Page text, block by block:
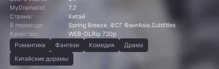
MyDramalist:
7.2
Страна:
Китай
В переводе:
Spring Breeze, ФСГ ФантAsia.Subtitles
Качество:
WEB-DLRip 720p
Романтика
Фэнтези Комедия
Драма
Китайские дорамы